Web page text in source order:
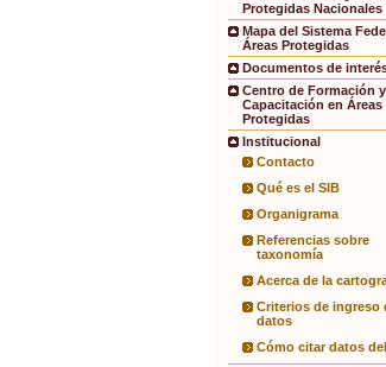
Protegidas Nacionales
Mapa del Sistema
Áreas Protegidas
Documentos de
Centro de Formación y
Capacitación en Áreas
Protegidas
Institucional
Contacto
Qué es el SIB
Organigrama
Referencias sobre
taxonomía
Acerca de la
Criterios de ingreso
datos
Cómo citar datos